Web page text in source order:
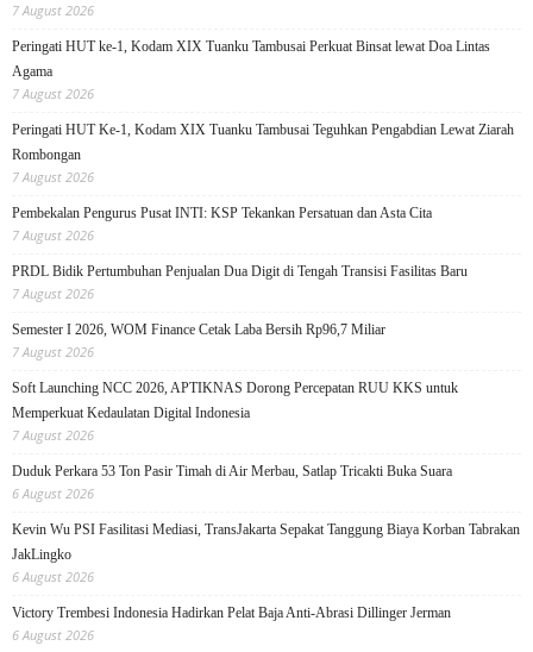
7 August 2026
Peringati HUT ke-1, Kodam XIX Tuanku Tambusai Perkuat Binsat lewat Doa Lintas
Agama
7 August 2026
Peringati HUT Ke-1, Kodam XIX Tuanku Tambusai Teguhkan Pengabdian Lewat Ziarah
Rombongan
7 August 2026
Pembekalan Pengurus Pusat INTI: KSP Tekankan Persatuan dan Asta Cita
7 August 2026
PRDL Bidik Pertumbuhan Penjualan Dua Digit di Tengah Transisi Fasilitas Baru
7 August 2026
Semester I 2026, WOM Finance Cetak Laba Bersih Rp96,7 Miliar
7 August 2026
Soft Launching NCC 2026, APTIKNAS Dorong Percepatan RUU KKS untuk
Memperkuat Kedaulatan Digital Indonesia
7 August 2026
Duduk Perkara 53 Ton Pasir Timah di Air Merbau, Satlap Tricakti Buka Suara
6 August 2026
Kevin Wu PSI Fasilitasi Mediasi, TransJakarta Sepakat Tanggung Biaya Korban Tabrakan
JakLingko
6 August 2026
Victory Trembesi Indonesia Hadirkan Pelat Baja Anti-Abrasi Dillinger Jerman
6 August 2026